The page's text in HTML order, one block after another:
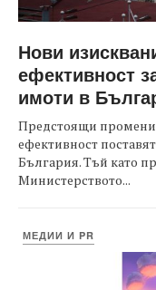
Нови
ефективност
имоти в
Предстоящи промени
ефективност
България. Тъй като
Министерството...
МЕДИИ И PR